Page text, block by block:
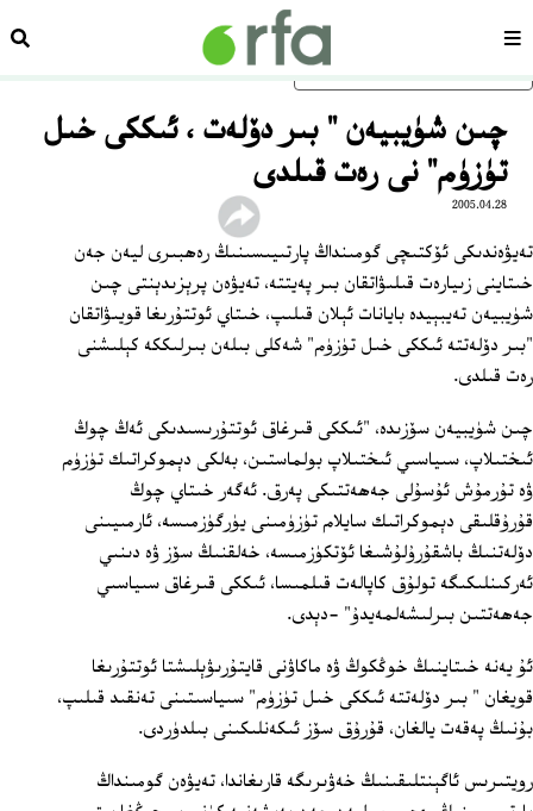
ئاساسلىق مەزمۇنغا ئاتلاڭسەھىپە
چىن شۈيبيەن " بىر دۆلەت ، ئىككى خىل
تۈزۈم" نى رەت قىلدى
2005.04.28
تەيۋەندىكى ئۆكتىچى گومىنداڭ پارتىيىسىنىڭ رەھبىرى ليەن جەن
خىتاينى زىيارەت قىلىۋاتقان بىر پەيتتە، تەيۋەن پرېزىدېنتى چىن
شۈيبيەن تەيبېيدە بايانات ئېلان قىلىپ، خىتاي ئوتتۇرىغا قويىۋاتقان
"بىر دۆلەتتە ئىككى خىل تۈزۈم" شەكلى بىلەن بىرلىككە كېلىشنى
رەت قىلدى.
چىن شۈيبيەن سۆزىدە، "ئىككى قىرغاق ئوتتۇرىسىدىكى ئەڭ چوڭ
ئىختىلاپ، سىياسىي ئىختىلاپ بولماستىن، بەلكى دېموكراتىك تۈزۈم
ۋە تۇرمۇش ئۇسۇلى جەھەتتىكى پەرق. ئەگەر خىتاي چوڭ
قۇرۇقلىقى دېموكراتىك سايلام تۈزۈمىنى يۈرگۈزمىسە، ئارمىيىنى
دۆلەتنىڭ باشقۇرۇلۇشىغا ئۆتكۈزمىسە، خەلقنىڭ سۆز ۋە دىنىي
ئەركىنلىكىگە تولۇق كاپالەت قىلمىسا، ئىككى قىرغاق سىياسىي
جەھەتتىن بىرلىشەلمەيدۇ" -دېدى.
ئۇ يەنە خىتاينىڭ خوڭكوڭ ۋە ماكاۋنى قايتۇرىۋېلىشتا ئوتتۇرىغا
قويغان " بىر دۆلەتتە ئىككى خىل تۈزۈم" سىياسىتىنى تەنقىد قىلىپ،
بۇنىڭ پەقەت يالغان، قۇرۇق سۆز ئىكەنلىكىنى بىلدۈردى.
رويتىرىس ئاگېنتلىقىنىڭ خەۋىرىگە قارىغاندا، تەيۋەن گومىنداڭ